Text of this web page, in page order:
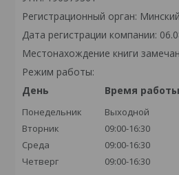
Регистрационный орган:
Дата регистрации компании:
Местонахождение книги
Режим работы:
День
Время работы
Понедельник
Выходной
Вторник
09:00-16:30
Среда
09:00-16:30
Четверг
09:00-16:30